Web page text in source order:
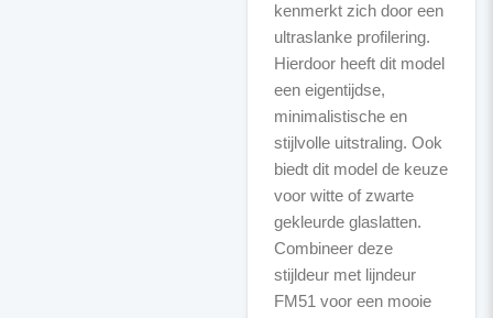
kenmerkt zich door een
ultraslanke profilering.
Hierdoor heeft dit model
een eigentijdse,
minimalistische en
stijlvolle uitstraling. Ook
biedt dit model de keuze
voor witte of zwarte
gekleurde glaslatten.
Combineer deze
stijldeur met lijndeur
FM51 voor een mooie